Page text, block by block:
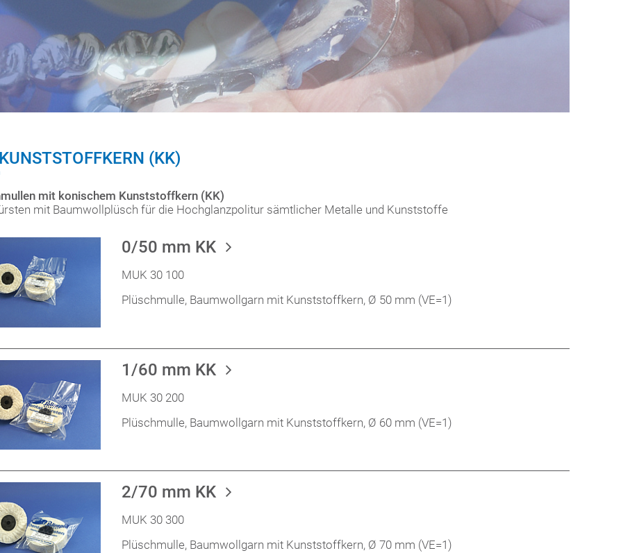
(KK)
mit konischem Kunststoffkern (KK)
mit Baumwollplüsch für die Hochglanzpolitur sämtlicher Metalle und Kunststoffe
0/50 mm KK
MUK 30 100
Plüschmulle, Baumwollgarn mit Kunststoffkern, Ø 50 mm (VE=1)
1/60 mm KK
MUK 30 200
Plüschmulle, Baumwollgarn mit Kunststoffkern, Ø 60 mm (VE=1)
2/70 mm KK
MUK 30 300
Plüschmulle, Baumwollgarn mit Kunststoffkern, Ø 70 mm (VE=1)